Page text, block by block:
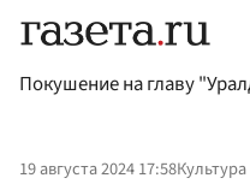
Покушение на главу
19 августа 2024 17:58Культура